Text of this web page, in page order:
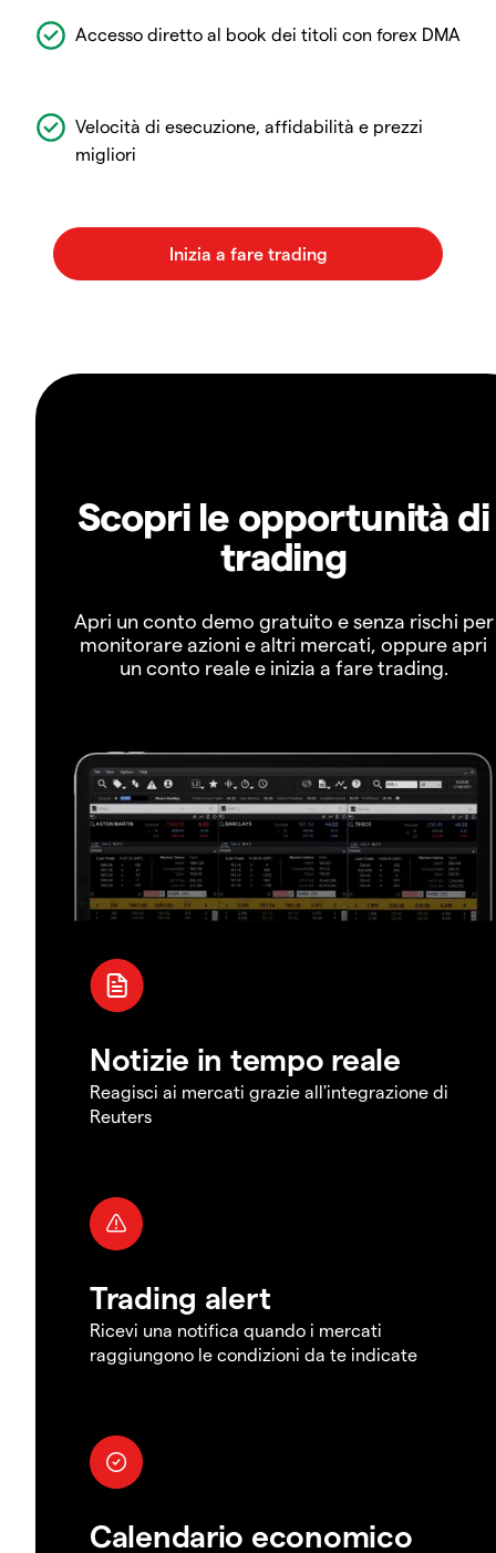
Accesso diretto al book dei titoli con forex DMA
Velocità di esecuzione, affidabilità e prezzi
migliori
Scopri le opportunità di
trading
Apri un conto demo gratuito e senza rischi per
monitorare azioni e altri mercati, oppure apri
un conto reale e inizia a fare trading.
Notizie in tempo reale
Reagisci ai mercati grazie all'integrazione di
Reuters
Trading alert
Ricevi una notifica quando i mercati
raggiungono le condizioni da te indicate
Calendario economico